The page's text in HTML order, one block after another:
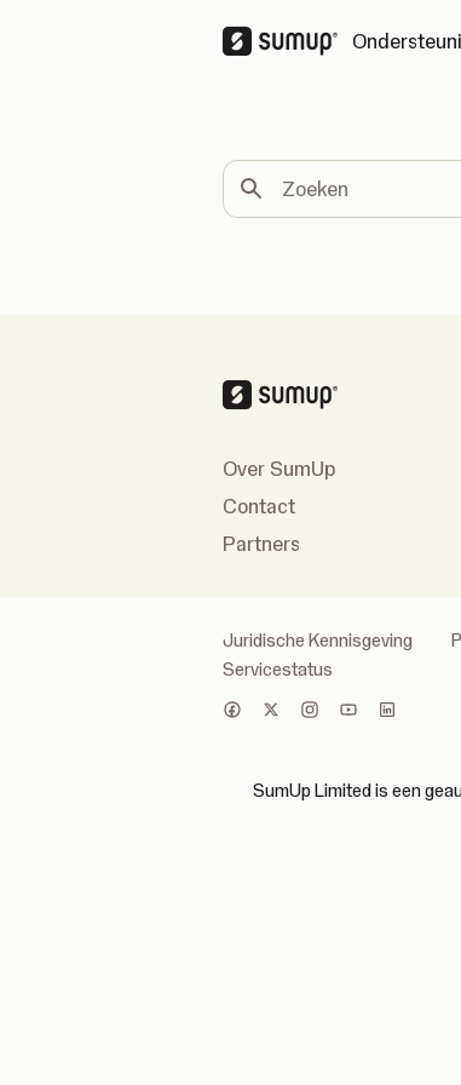
Zoeken
Over SumUp
Contact
Partners
Juridische Kennisgeving
Servicestatus
SumUp Limited is een